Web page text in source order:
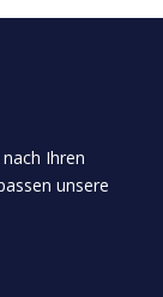
Unsere